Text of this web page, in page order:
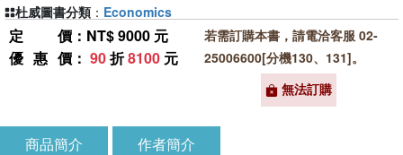
定價 ：NT$ 9000 元
優惠價 ： 90折8100 元
若需訂購本書，請電洽客服 02-
25006600[分機130、131]。
無法訂購
杜威圖書分類 ： Economics
商品簡介 作者簡介